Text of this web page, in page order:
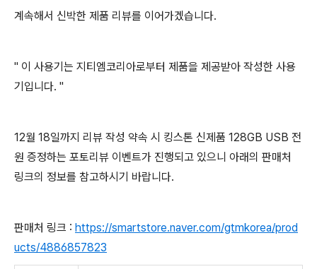
계속해서 신박한 제품 리뷰를 이어가겠습니다.
" 이 사용기는 지티엠코리아로부터 제품을 제공받아 작성한 사용
기입니다. "
12월 18일까지 리뷰 작성 약속 시 킹스톤 신제품 128GB USB 전
원 증정하는 포토리뷰 이벤트가 진행되고 있으니 아래의 판매처
링크의 정보를 참고하시기 바랍니다.
판매처 링크 : https://smartstore.naver.com/gtmkorea/prod
ucts/4886857823